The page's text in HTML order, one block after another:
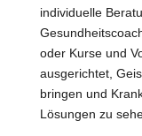
individuelle
oder Kurse und
ausgerichtet,
bringen und
Lösungen zu